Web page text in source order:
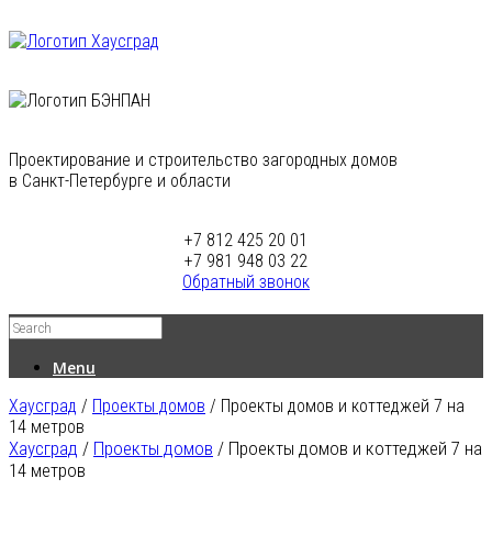
Проектирование и строительство загородных домов
в Санкт-Петербурге и области
+7 812 425 20 01
+7 981 948 03 22
Обратный звонок
Menu
Хаусград / Проекты домов / Проекты домов и коттеджей 7 на
14 метров
Хаусград / Проекты домов / Проекты домов и коттеджей 7 на
14 метров